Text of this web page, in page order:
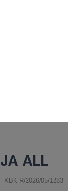
ALL
KBK-R/2026/05/1283